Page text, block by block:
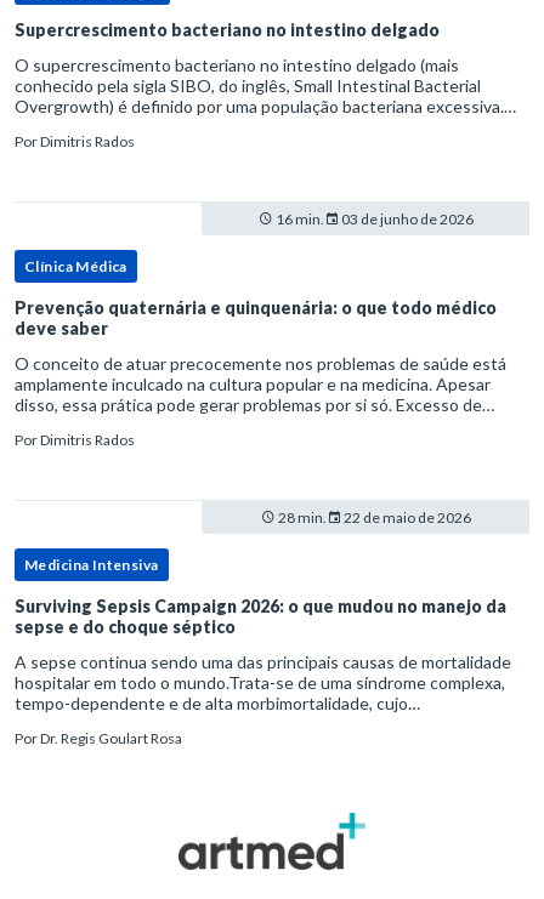
Supercrescimento bacteriano no intestino delgado
O supercrescimento bacteriano no intestino delgado (mais
conhecido pela sigla SIBO, do inglês, Small Intestinal Bacterial
Overgrowth) é definido por uma população bacteriana excessiva.
PorDimitris Rados
16 min. 03 de junho de 2026
Clínica Médica
Prevenção quaternária e quinquenária: o que todo médico
deve saber
O conceito de atuar precocemente nos problemas de saúde está
amplamente inculcado na cultura popular e na medicina. Apesar
disso, essa prática pode gerar problemas por si só. Excesso de
PorDimitris Rados
28 min. 22 de maio de 2026
Medicina Intensiva
Surviving Sepsis Campaign 2026: o que mudou no manejo da
sepse e do choque séptico
A sepse continua sendo uma das principais causas de mortalidade
hospitalar em todo o mundo.Trata-se de uma síndrome complexa,
tempo-dependente e de alta morbimortalidade, cujo
para o desfe
PorDr. Regis Goulart Rosa